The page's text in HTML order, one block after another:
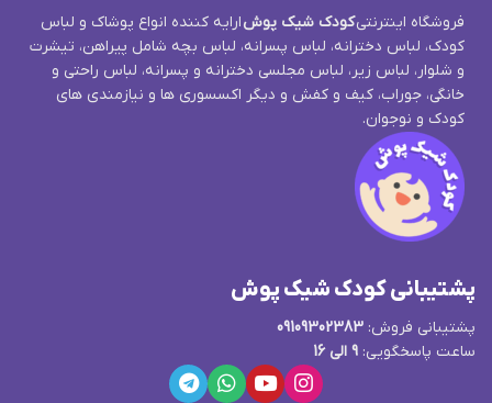
فروشگاه اینترنتیکودک شیک پوشارایه کننده انواع پوشاک و لباس
کودک، لباس دخترانه، لباس پسرانه، لباس بچه شامل پیراهن، تیشرت
و شلوار، لباس زیر، لباس مجلسی دخترانه و پسرانه، لباس راحتی و
خانگی، جوراب، کیف و کفش و دیگر اکسسوری ها و نیازمندی های
کودک و نوجوان.
پشتیبانی کودک شیک پوش
پشتیبانی فروش: 09109302383
ساعت پاسخگویی: 9 الی 16